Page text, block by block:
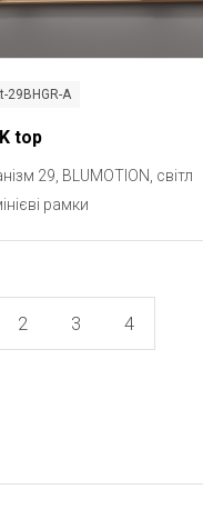
29BHGR-A
top
29, BLUMOTION, світл
рамки
2 3 4